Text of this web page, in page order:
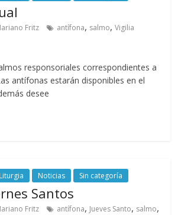
Fritz antífona, salmo,Vigilia
responsoriales correspondientes a
antífonas estarán disponibles en el
desee
Liturgia Noticias Sin categoría
Santos
Fritz antífona, Jueves Santo, salmo,